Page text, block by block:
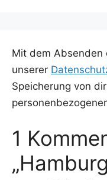
Mit dem Absenden
unserer
Speicherung von
1